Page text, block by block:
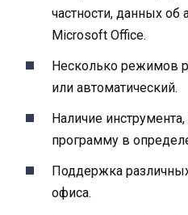
частности, данных об
Microsoft Office.
Несколько режимов
или автоматический.
Наличие
программу в
Поддержка
офиса.